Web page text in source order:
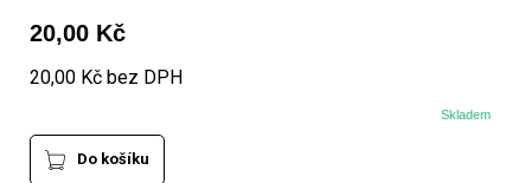
20,00 Kč
20,00 Kč bez DPH
Skladem
Do košíku